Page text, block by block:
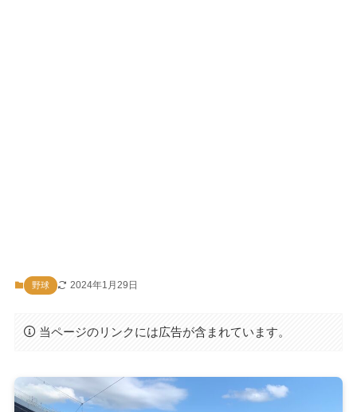
野球 2024年1月29日
当ページのリンクには広告が含まれています。